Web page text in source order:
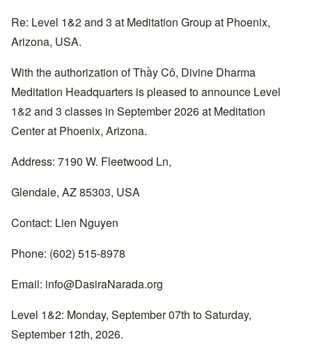
Re: Level 1&2 and 3 at Meditation Group at Phoenix,
Arizona, USA.
With the authorization of Thầy Cô, Divine Dharma
Meditation Headquarters is pleased to announce Level
1&2 and 3 classes in September 2026 at Meditation
Center at Phoenix, Arizona.
Address: 7190 W. Fleetwood Ln,
Glendale, AZ 85303, USA
Contact: Lien Nguyen
Phone: (602) 515-8978
Email: info@DasiraNarada.org
Level 1&2: Monday, September 07th to Saturday,
September 12th, 2026.